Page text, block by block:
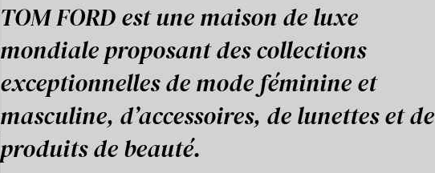
TOM FORD est une maison de luxe
mondiale proposant des collections
exceptionnelles de mode féminine et
masculine, d’accessoires, de lunettes et de
produits de beauté.